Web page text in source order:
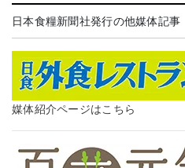
日本食糧新聞社発行の他媒体記事
媒体紹介ページはこちら